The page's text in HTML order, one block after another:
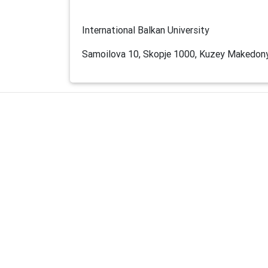
International Balkan University
Samoilova 10, Skopje 1000, Kuzey